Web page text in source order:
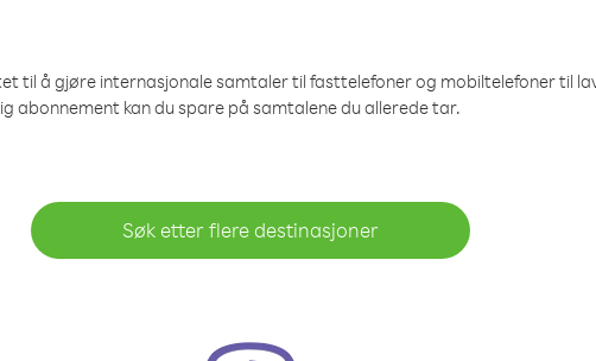
til å gjøre internasjonale samtaler til fasttelefoner og mobiltelefoner til
abonnement kan du spare på samtalene du allerede tar.
Søk etter flere destinasjoner